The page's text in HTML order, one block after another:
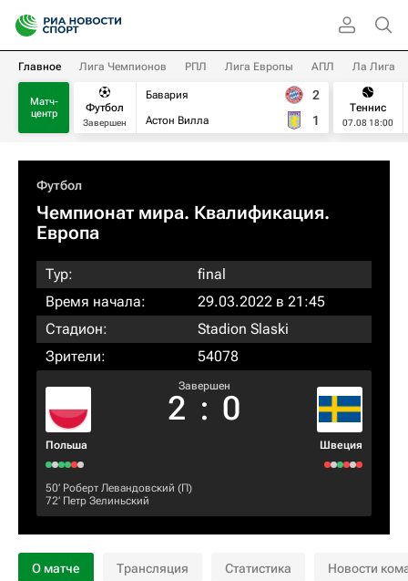
Главное Лига Чемпионов РПЛ Лига Европы АПЛ Ла Лига
Матч-
центр
Футбол
Завершен
Бавария
Астон Вилла
2
1
Теннис
07.08 18:00
Футбол
Чемпионат мира. Квалификация.
Европа
Тур:
final
Время начала:
29.03.2022 в 21:45
Стадион:
Stadion Slaski
Зрители:
54078
Польша
Завершен
2 : 0
Швеция
50‎’‎ Роберт Левандовский (П)
72‎’‎ Петр Зелиньский
О матче Трансляция Статистика Новости